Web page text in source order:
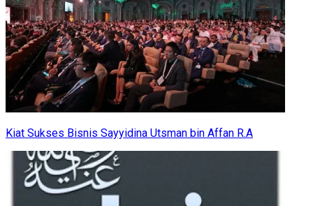
Kiat Sukses Bisnis Sayyidina Utsman bin Affan R.A